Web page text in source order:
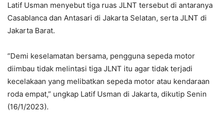
Latif Usman menyebut tiga ruas JLNT tersebut di antaranya
Casablanca dan Antasari di Jakarta Selatan, serta JLNT di
Jakarta Barat.
“Demi keselamatan bersama, pengguna sepeda motor
diimbau tidak melintasi tiga JLNT itu agar tidak terjadi
kecelakaan yang melibatkan sepeda motor atau kendaraan
roda empat,” ungkap Latif Usman di Jakarta, dikutip Senin
(16/1/2023).